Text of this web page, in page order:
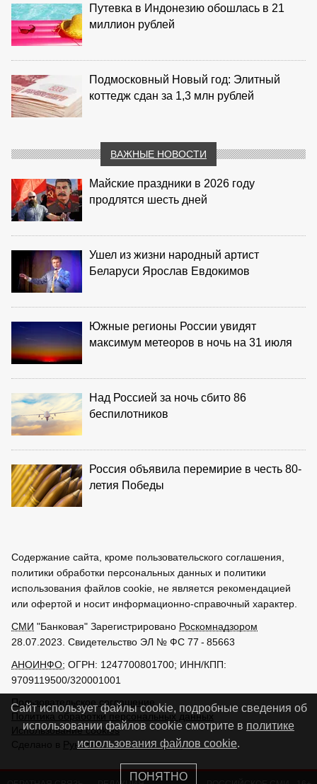
Путевка в Индонезию обошлась в 21
миллион рублей
Подмосковный Новый год: Элитный
коттедж сдан за 1,3 млн рублей
ВАЖНЫЕ НОВОСТИ
Майские праздники в 2026 году
продлятся шесть дней
Ушел из жизни народный артист
Беларуси Ярослав Евдокимов
Южные регионы России увидят
максимум метеоров в ночь на 31 июля
Над Россией за ночь сбито 86
беспилотников
Россия объявила перемирие в честь 80-
летия Победы
Содержание сайта, кроме пользовательского соглашения,
политики обработки персональных данных и политики
использования файлов cookie, не является рекомендацией
или офертой и носит информационно-справочный характер.
СМИ "Банковая" Зарегистрировано Роскомнадзором
28.07.2023. Свидетельство ЭЛ № ФС 77 - 85663
АНОИНФО; ОГРН: 1247700801700; ИНН/КПП:
9709119500/320001001
Пользовательское соглашение
Политика обработки персональных данных
Использование cookies
Сделано в
РунетЛаб – Сайты и CRM
Сайт использует файлы cookie, подробные сведения об
использовании файлов cookie смотрите в политике
использования файлов cookie.
ПОНЯТНО